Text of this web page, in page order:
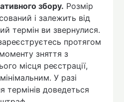
збору. Розмір
і залежить від
термін ви звернулися.
протягом
зняття з
місця реєстрації,
У разі
термінів доведеться